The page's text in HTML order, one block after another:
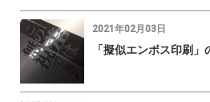
2021年02月03日
「擬似エンボス印刷